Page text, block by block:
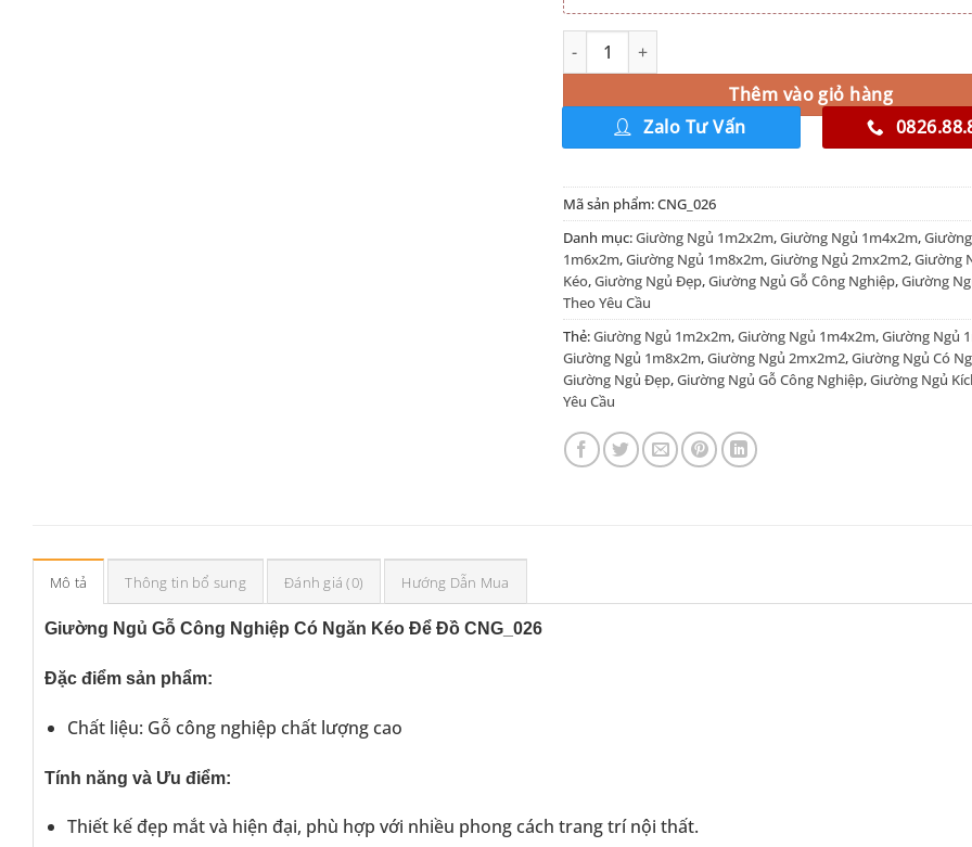
Giường Ngủ Gỗ Công Nghiệp Có Ngăn Kéo Để Đồ
Thêm vào giỏ hàng
Alternative:
Zalo Tư Vấn
Mã sản phẩm:CNG_026
Danh mục:Giường Ngủ 1m2x2m,Giường Ngủ 1m4x2m,
1m6x2m,Giường Ngủ 1m8x2m,Giường Ngủ 2mx2m2,Giường
Kéo,Giường Ngủ Đẹp,Giường Ngủ Gỗ Công Nghiệp,Giường
Theo Yêu Cầu
Thẻ:Giường Ngủ 1m2x2m,Giường Ngủ 1m4x2m,Giường Ngủ
Giường Ngủ 1m8x2m,Giường Ngủ 2mx2m2,Giường Ngủ Có
Giường Ngủ Đẹp,Giường Ngủ Gỗ Công Nghiệp,Giường Ngủ
Yêu Cầu
Mô tả Thông tin bổ sung Đánh giá (0) Hướng Dẫn Mua
Giường Ngủ Gỗ Công Nghiệp Có Ngăn Kéo Để Đồ CNG_026
Đặc điểm sản phẩm:
Chất liệu: Gỗ công nghiệp chất lượng cao
Tính năng và Ưu điểm:
Thiết kế đẹp mắt và hiện đại, phù hợp với nhiều phong cách trang trí nội thất.